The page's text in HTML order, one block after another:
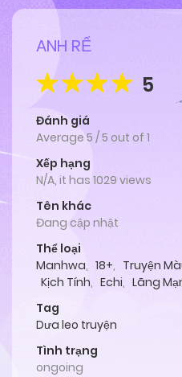
ANH RỂ
5
Đánh giá
Average 5 /5 out of 1
Xếp hạng
N/A, it has 1029 views
Tên khác
Đang cập nhật
Thể loại
Manhwa, 18+, Truyện
Kịch Tính, Echi, Lãng
Tag
Dưa leo truyện
Tình trạng
ongoing